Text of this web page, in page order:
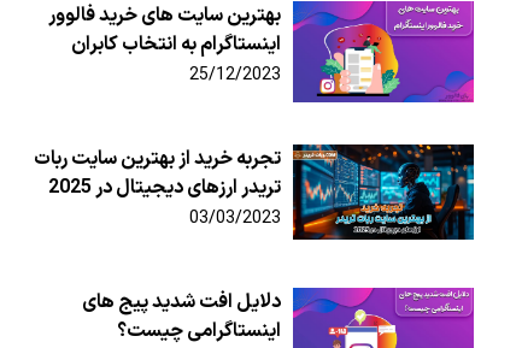
بهترین سایت‌ های خرید فالوور
اینستاگرام به انتخاب کابران
25/12/2023
تجربه خرید از بهترین سایت ربات
تریدر ارزهای دیجیتال در 2025
03/03/2023
دلایل افت شدید پیج های
اینستاگرامی چیست؟